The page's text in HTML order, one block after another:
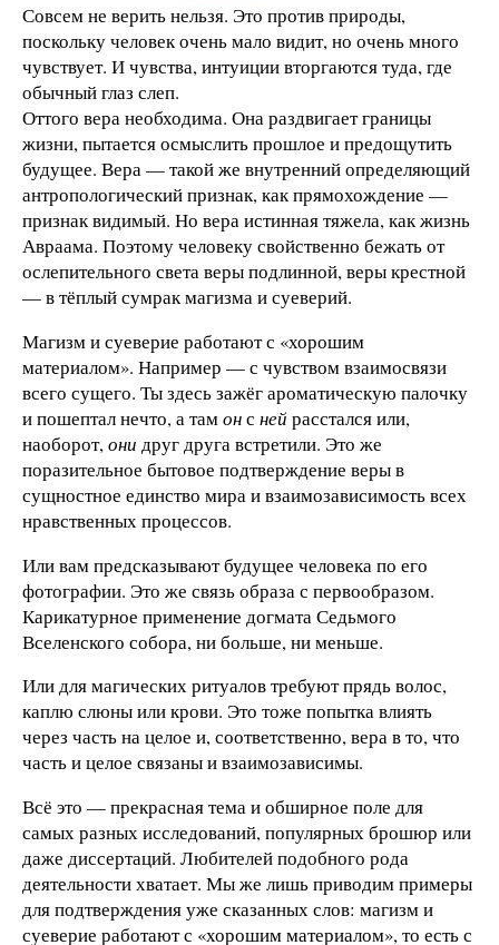
Совсем не верить нельзя. Это против природы,
поскольку человек очень мало видит, но очень много
чувствует. И чувства, интуиции вторгаются туда, где
обычный глаз слеп.
Оттого вера необходима. Она раздвигает границы
жизни, пытается осмыслить прошлое и предощутить
будущее. Вера — такой же внутренний определяющий
антропологический признак, как прямохождение —
признак видимый. Но вера истинная тяжела, как жизнь
Авраама. Поэтому человеку свойственно бежать от
ослепительного света веры подлинной, веры крестной
— в тёплый сумрак магизма и суеверий.
Магизм и суеверие работают с «хорошим
материалом». Например — с чувством взаимосвязи
всего сущего. Ты здесь зажёг ароматическую палочку
и пошептал нечто, а тамонс нейрасстался или,
наоборот,они друг друга встретили. Это же
поразительное бытовое подтверждение веры в
сущностное единство мира и взаимозависимость всех
нравственных процессов.
Или вам предсказывают будущее человека по его
фотографии. Это же связь образа с первообразом.
Карикатурное применение догмата Седьмого
Вселенского собора, ни больше, ни меньше.
Или для магических ритуалов требуют прядь волос,
каплю слюны или крови. Это тоже попытка влиять
через часть на целое и, соответственно, вера в то, что
часть и целое связаны и взаимозависимы.
Всё это — прекрасная тема и обширное поле для
самых разных исследований, популярных брошюр или
даже диссертаций. Любителей подобного рода
деятельности хватает. Мы же лишь приводим примеры
для подтверждения уже сказанных слов: магизм и
суеверие работают с «хорошим материалом», то есть с